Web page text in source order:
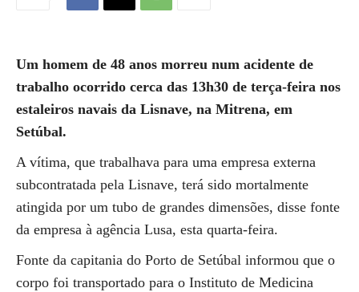
Um homem de 48 anos morreu num acidente de
trabalho ocorrido cerca das 13h30 de terça-feira nos
estaleiros navais da Lisnave, na Mitrena, em
Setúbal.
A vítima, que trabalhava para uma empresa externa
subcontratada pela Lisnave, terá sido mortalmente
atingida por um tubo de grandes dimensões, disse fonte
da empresa à agência Lusa, esta quarta-feira.
Fonte da capitania do Porto de Setúbal informou que o
corpo foi transportado para o Instituto de Medicina